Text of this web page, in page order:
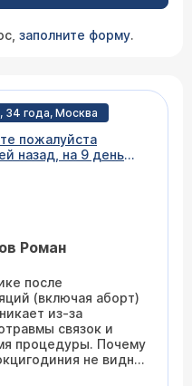
заполните форму.
34 года, Москва
пожалуйста
назад, на 9 день
все чисто, на 10
сильное давление
это может быть ?
Роман
после
(включая аборт)
из-за
связок и
процедуры. Почему
не видна